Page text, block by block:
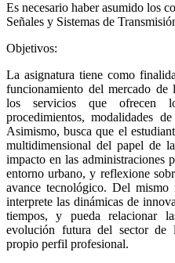
Es necesario haber asumido los
Señales y Sistemas de
Objetivos:
La asignatura tiene como
funcionamiento del mercado de
los servicios que ofrecen
procedimientos, modalidades
Asimismo, busca que el
multidimensional del papel de
impacto en las administraciones
entorno urbano, y reflexione
avance tecnológico. Del mismo
interprete las dinámicas de
tiempos, y pueda relacionar
evolución futura del sector de
propio perfil profesional.